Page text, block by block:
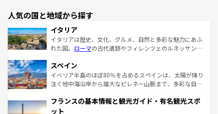
人気の国と地域から探す
イタリア
イタリアは歴史、文化、グルメ、自然と多彩な魅力にあふ
れた国。 ローマの古代遺跡やフィレンツェのルネッサンス
ろん、トスカーナの美しい田園風景やアマルフィ海岸の絶
景など、自然景観も見逃せない。観光の合間には、本場の
ピザやパスタなど、絶品のイタリア料理を堪能することも
ませてくれるイタリアで、忘れられない旅をしてみよう！
なお、新着のイタリア情報は
スペイン
イベリア半島のほぼ80％を占めるスペインは、太陽が降り
注ぐ地中海沿岸から雄大なピレネー山脈まで、多彩な自然
文化が根付くこの国では、情熱的なフラメンコ、熱気あふ
れる闘牛、そして美味しいタパスが生活の一部となってい
フランスの基本情報と観光ガイド・有名観光スポ
ット